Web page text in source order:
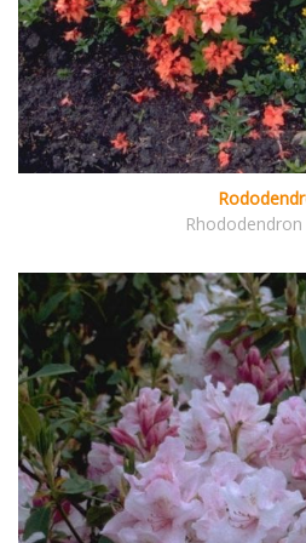
Rhododendron